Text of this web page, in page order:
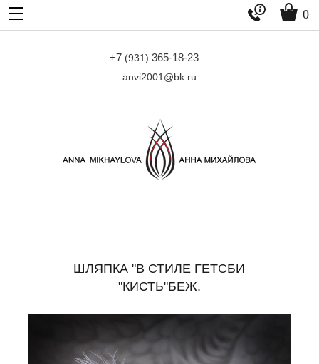
+7 (931) 365-18-23
anvi2001@bk.ru
  0
ШЛЯПКА "В СТИЛЕ ГЕТСБИ
"КИСТЬ"БЕЖ.